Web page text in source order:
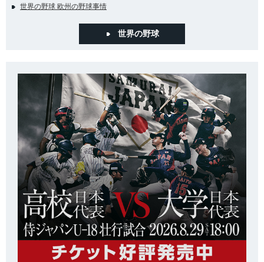
世界の野球 欧州の野球事情
世界の野球